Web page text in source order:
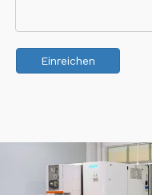
Einreichen